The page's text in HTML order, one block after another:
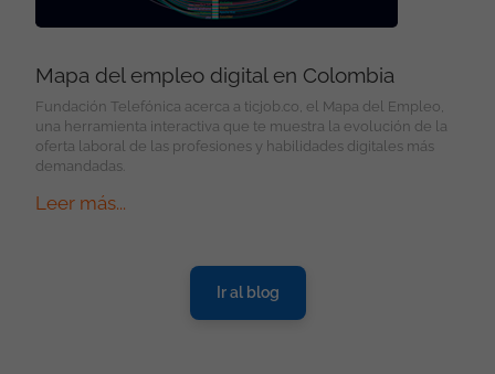
Mapa del empleo digital en Colombia
Fundación Telefónica acerca a ticjob.co, el Mapa del Empleo,
una herramienta interactiva que te muestra la evolución de la
oferta laboral de las profesiones y habilidades digitales más
demandadas.
Leer más...
Ir al blog